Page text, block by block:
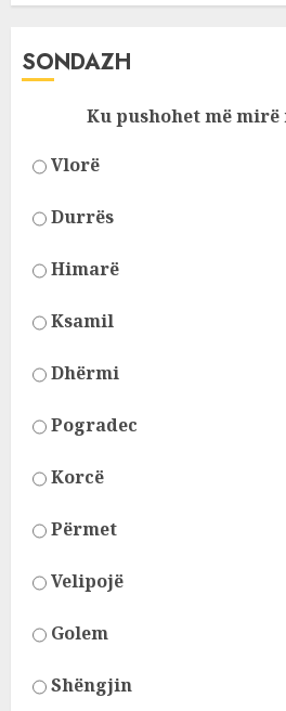
SONDAZH
Ku pushohet më mirë
Vlorë
Durrës
Himarë
Ksamil
Dhërmi
Pogradec
Korcë
Përmet
Velipojë
Golem
Shëngjin